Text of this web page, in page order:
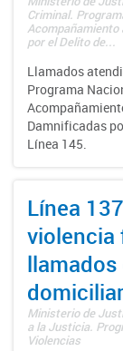
Criminal.
por el Delito de...
Llamados
Programa
Damnificadas
Línea 145.
Línea
violencia
Ministerio de
a la Justicia.
Violencias